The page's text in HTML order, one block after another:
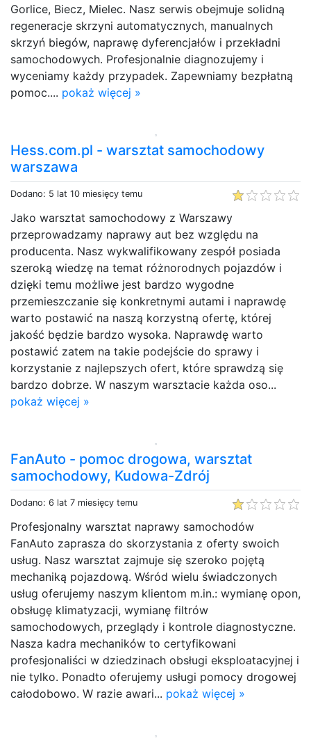
Gorlice, Biecz, Mielec. Nasz serwis obejmuje solidną
regeneracje skrzyni automatycznych, manualnych
skrzyń biegów, naprawę dyferencjałów i przekładni
samochodowych. Profesjonalnie diagnozujemy i
wyceniamy każdy przypadek. Zapewniamy bezpłatną
pomoc.... pokaż więcej »
Hess.com.pl - warsztat samochodowy
warszawa
Dodano: 5 lat 10 miesięcy temu
Jako warsztat samochodowy z Warszawy
przeprowadzamy naprawy aut bez względu na
producenta. Nasz wykwalifikowany zespół posiada
szeroką wiedzę na temat różnorodnych pojazdów i
dzięki temu możliwe jest bardzo wygodne
przemieszczanie się konkretnymi autami i naprawdę
warto postawić na naszą korzystną ofertę, której
jakość będzie bardzo wysoka. Naprawdę warto
postawić zatem na takie podejście do sprawy i
korzystanie z najlepszych ofert, które sprawdzą się
bardzo dobrze. W naszym warsztacie każda oso...
pokaż więcej »
FanAuto - pomoc drogowa, warsztat
samochodowy, Kudowa-Zdrój
Dodano: 6 lat 7 miesięcy temu
Profesjonalny warsztat naprawy samochodów
FanAuto zaprasza do skorzystania z oferty swoich
usług. Nasz warsztat zajmuje się szeroko pojętą
mechaniką pojazdową. Wśród wielu świadczonych
usług oferujemy naszym klientom m.in.: wymianę opon,
obsługę klimatyzacji, wymianę filtrów
samochodowych, przeglądy i kontrole diagnostyczne.
Nasza kadra mechaników to certyfikowani
profesjonaliści w dziedzinach obsługi eksploatacyjnej i
nie tylko. Ponadto oferujemy usługi pomocy drogowej
całodobowo. W razie awari... pokaż więcej »